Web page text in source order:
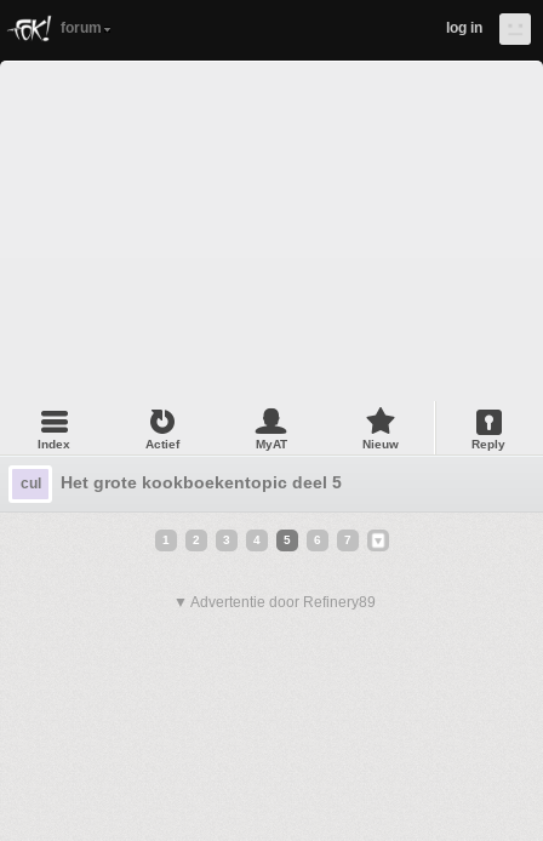
forum log in
Index Actief MyAT Nieuw Reply
cul Het grote kookboekentopic deel 5
1 2 3 4 5 6 7
▼ Advertentie door Refinery89